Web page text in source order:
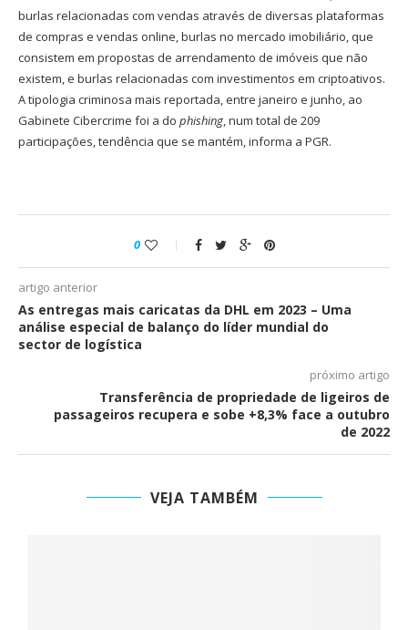
burlas relacionadas com vendas através de diversas plataformas
de compras e vendas online, burlas no mercado imobiliário, que
consistem em propostas de arrendamento de imóveis que não
existem, e burlas relacionadas com investimentos em criptoativos.
A tipologia criminosa mais reportada, entre janeiro e junho, ao
Gabinete Cibercrime foi a do phishing, num total de 209
participações, tendência que se mantém, informa a PGR.
0
artigo anterior
As entregas mais caricatas da DHL em 2023 – Uma
análise especial de balanço do líder mundial do
sector de logística
próximo artigo
Transferência de propriedade de ligeiros de
passageiros recupera e sobe +8,3% face a outubro
de 2022
VEJA TAMBÉM